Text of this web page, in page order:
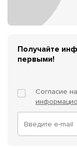
Получайте
первыми!
Согласие